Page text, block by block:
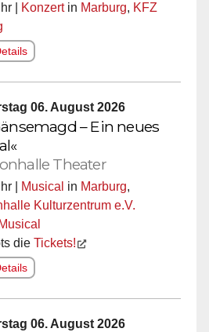
| Konzertin Marburg, KFZ
06. August 2026
– Ein neues
Theater
| Musical in Marburg,
Kulturzentrum e.V.
Musical
die Tickets!
06. August 2026